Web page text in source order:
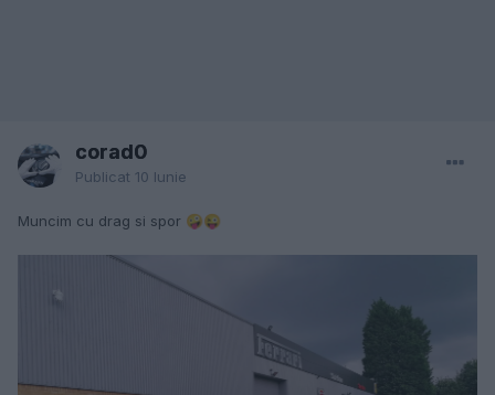
corad0
Publicat 10 Iunie
Muncim cu drag si spor 🤪😜